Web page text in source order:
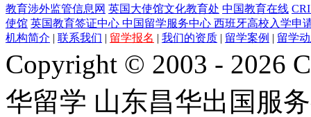
教育涉外监管信息网 英国大使馆文化教育处 中国教育在线
使馆 英国教育签证中心 中国留学服务中心 西班牙高校入学申
机构简介 | 联系我们 | 留学报名 | 我们的资质 | 留学案例 | 留学
Copyright © 2003 - 2026
华留学 山东昌华出国服